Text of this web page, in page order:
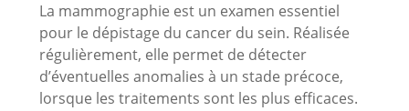
La mammographie est un examen essentiel
pour le dépistage du cancer du sein. Réalisée
régulièrement, elle permet de détecter
d’éventuelles anomalies à un stade précoce,
lorsque les traitements sont les plus efficaces.